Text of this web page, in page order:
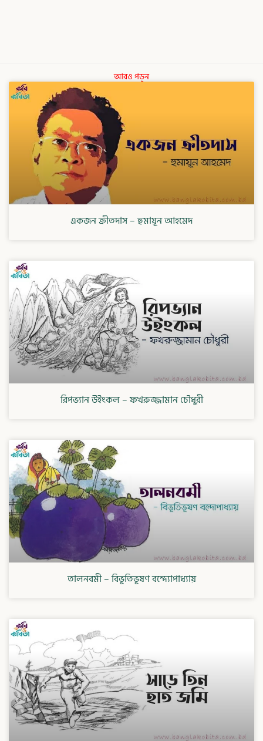
আরও পড়ুন
একজন ক্রীতদাস – হুমায়ূন আহমেদ
রিপভ্যান উইংকল – ফখরুজ্জামান চৌধুরী
তালনবমী – বিভূতিভূষণ বন্দ্যোপাধ্যায়